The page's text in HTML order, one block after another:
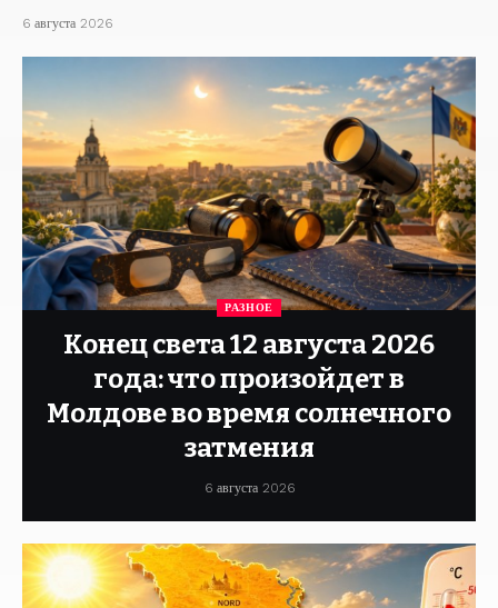
6 августа 2026
РАЗНОЕ
Конец света 12 августа 2026
года: что произойдет в
Молдове во время солнечного
затмения
6 августа 2026